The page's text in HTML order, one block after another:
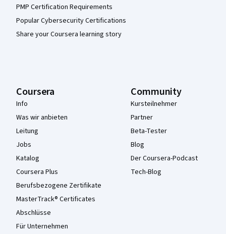
PMP Certification Requirements
Popular Cybersecurity Certifications
Share your Coursera learning story
Coursera
Info
Was wir anbieten
Leitung
Jobs
Katalog
Coursera Plus
Berufsbezogene Zertifikate
MasterTrack® Certificates
Abschlüsse
Für Unternehmen
Community
Kursteilnehmer
Partner
Beta-Tester
Blog
Der Coursera-Podcast
Tech-Blog